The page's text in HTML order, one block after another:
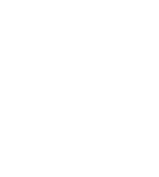
із низькою якістю